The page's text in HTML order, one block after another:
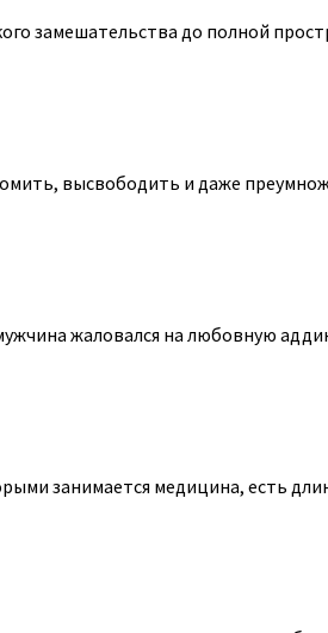
замешательства до полной
высвободить и даже
жаловался на любовную
занимается медицина, есть